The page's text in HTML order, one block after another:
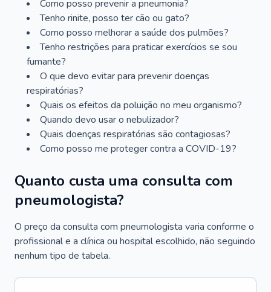
Como posso prevenir a pneumonia?
Tenho rinite, posso ter cão ou gato?
Como posso melhorar a saúde dos pulmões?
Tenho restrições para praticar exercícios se sou
fumante?
O que devo evitar para prevenir doenças
respiratórias?
Quais os efeitos da poluição no meu organismo?
Quando devo usar o nebulizador?
Quais doenças respiratórias são contagiosas?
Como posso me proteger contra a COVID-19?
Quanto custa uma consulta com
pneumologista?
O preço da consulta com pneumologista varia conforme o
profissional e a clínica ou hospital escolhido, não seguindo
nenhum tipo de tabela.